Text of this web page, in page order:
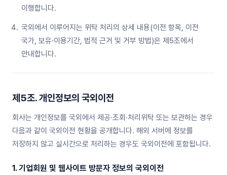
이행합니다.
국외에서 이루어지는 위탁 처리의 상세 내용(이전 항목, 이전
국가, 보유·이용기간, 법적 근거 및 거부 방법)은 제5조에서
안내합니다.
제5조. 개인정보의 국외이전
회사는 개인정보를 국외에서 제공·조회·처리위탁 또는 보관하는 경우
다음과 같이 국외이전 현황을 공개합니다. 해외 서버에 정보를
저장하지 않고 실시간으로 처리하는 경우도 국외이전에 포함됩니다.
1. 기업회원 및 웹사이트 방문자 정보의 국외이전